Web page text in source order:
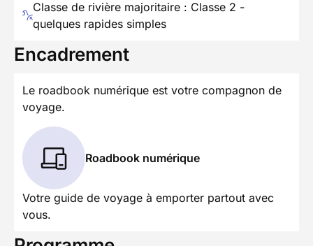
Classe de rivière majoritaire : Classe 2 -
quelques rapides simples
Encadrement
Le roadbook numérique est votre compagnon de
voyage.
Roadbook numérique
Votre guide de voyage à emporter partout avec
vous.